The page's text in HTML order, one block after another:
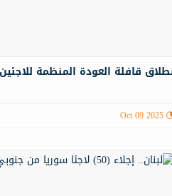
قافلة العودة المنظمة
Oct 09 2025